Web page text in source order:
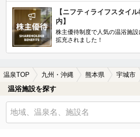
【ニフティライフスタイ
内】
株主優待制度で人気の温浴施
拡充されました！
温泉TOP 九州・沖縄 熊本県 宇城市
温浴施設を探す